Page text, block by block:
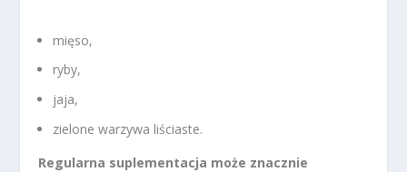
mięso,
ryby,
jaja,
zielone warzywa liściaste.
Regularna suplementacja może znacznie